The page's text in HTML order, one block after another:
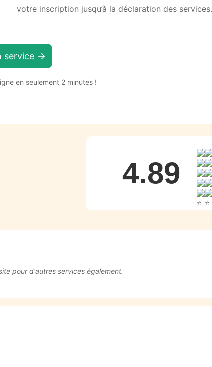
votre inscription jusqu’à la déclaration des services.
service
en seulement 2 minutes !
4.89
pour d'autres services également.